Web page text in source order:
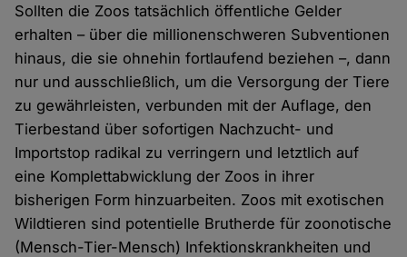
Sollten die Zoos tatsächlich öffentliche Gelder
erhalten – über die millionenschweren Subventionen
hinaus, die sie ohnehin fortlaufend beziehen –, dann
nur und ausschließlich, um die Versorgung der Tiere
zu gewährleisten, verbunden mit der Auflage, den
Tierbestand über sofortigen Nachzucht- und
Importstop radikal zu verringern und letztlich auf
eine Komplettabwicklung der Zoos in ihrer
bisherigen Form hinzuarbeiten. Zoos mit exotischen
Wildtieren sind potentielle Brutherde für zoonotische
(Mensch-Tier-Mensch) Infektionskrankheiten und